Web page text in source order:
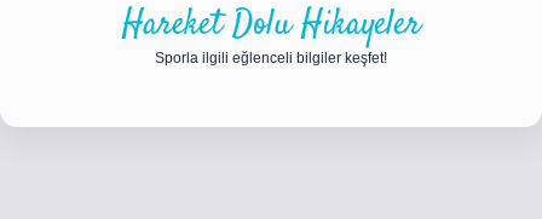
Hareket Dolu Hikayeler
Sporla ilgili eğlenceli bilgiler keşfet!